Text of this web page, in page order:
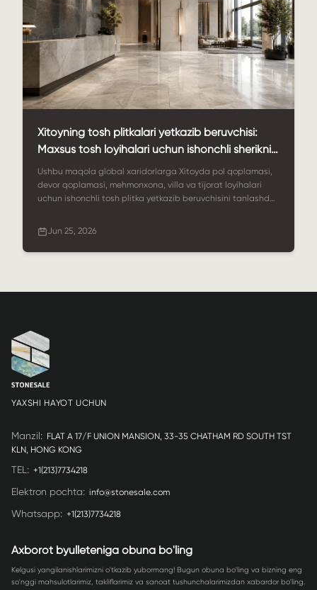
Xitoyning tosh plitkalari yetkazib beruvchisi:
Maxsus tosh loyihalari uchun ishonchli sherikni
qanday tanlash mumkin
Ushbu maqola global xaridorlarga Xitoyda pol qoplamasi,
devor qoplamasi, mehmonxona, villa va tijorat loyihalari
uchun ishonchli tosh plitka yetkazib beruvchisini tanlashda
moslashtirish, zavodda qayta ishlash, sifat nazorati,
qadoqlash va StoneSale loyihaga asoslangan tosh
plitkalarini yetkazib berish bo'yicha kuchli hamkor ekanligi
Jun 25, 2026
YAXSHI HAYOT UCHUN
Manzil: FLAT A 17/F UNION MANSION, 33-35 CHATHAM RD SOUTH TST
KLN, HONG KONG
TEL : +1(213)7734218
Elektron pochta: info@stonesale.com
Whatsapp: +1(213)7734218
Axborot byulleteniga obuna bo'ling
Kelgusi yangilanishlarimizni o'tkazib yubormang! Bugun obuna bo'ling va bizning eng
so'nggi mahsulotlarimiz, takliflarimiz va sanoat tushunchalarimizdan xabardor bo'ling.